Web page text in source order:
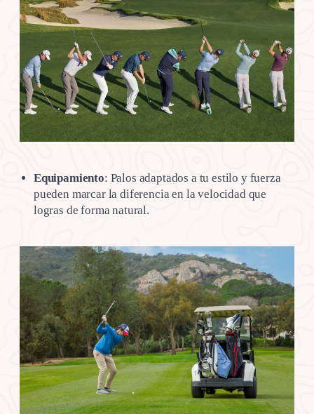
Equipamiento: Palos adaptados a tu estilo y fuerza
pueden marcar la diferencia en la velocidad que
logras de forma natural.